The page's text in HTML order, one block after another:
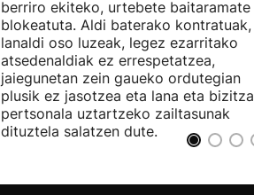
berriro ekiteko, urtebete baitaramate
blokeatuta. Aldi baterako kontratuak,
lanaldi oso luzeak, legez ezarritako
atsedenaldiak ez errespetatzea,
jaiegunetan zein gaueko ordutegian
plusik ez jasotzea eta lana eta bizitza
pertsonala uztartzeko zailtasunak
dituztela salatzen dute.